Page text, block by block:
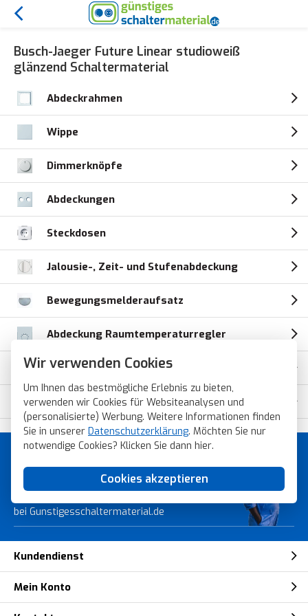
Wir verwenden Cookies
Um Ihnen das bestmögliche Erlebnis zu bieten,
verwenden wir Cookies für Websiteanalysen und
(personalisierte) Werbung. Weitere Informationen finden
Sie in unserer Datenschutzerklärung. Möchten Sie nur
notwendige Cookies? Klicken Sie dann hier.
Cookies akzeptieren
Busch-Jaeger Future Linear studioweiß
glänzend Schaltermaterial
Abdeckrahmen
Wippe
Dimmerknöpfe
Abdeckungen
Steckdosen
Jalousie-, Zeit- und Stufenabdeckung
Bewegungsmelderaufsatz
Abdeckung Raumtemperaturregler
Friends of Hue Wandsender
Unterputz-Radio
Bestellen Sie schnell, sicher und einfach
bei Gunstigesschaltermaterial.de
Kundendienst
Mein Konto